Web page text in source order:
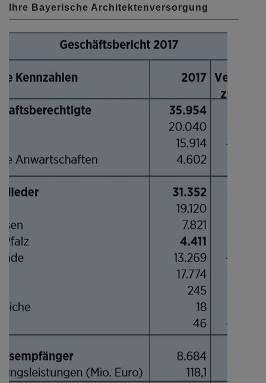
Ihre Bayerische Architektenversorgung